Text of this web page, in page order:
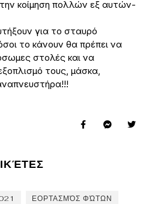
κοίμηση πολλών εξ αυτών-
για το σταυρό
το κάνουν θα πρέπει να
στολές και να
τους, μάσκα,
ΕΟΡΤΑΣΜΌΣ ΦΏΤΩΝ